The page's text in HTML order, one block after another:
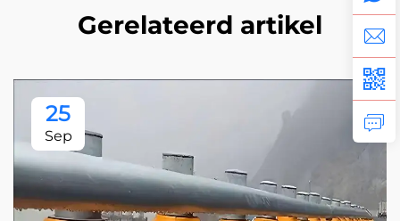
Gerelateerd artikel
25
Sep